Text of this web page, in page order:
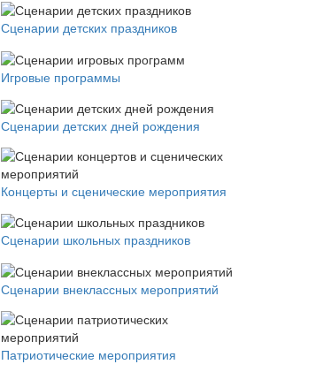
Сценарии детских праздников
Игровые программы
Сценарии детских дней рождения
Концерты и сценические мероприятия
Сценарии школьных праздников
Сценарии внеклассных мероприятий
Патриотические мероприятия